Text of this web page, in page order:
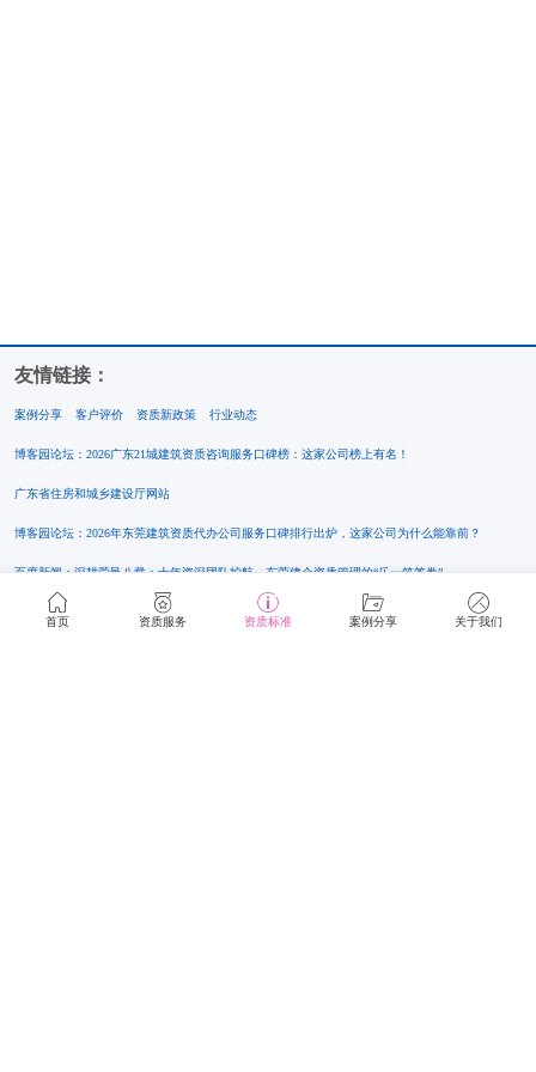
友情链接：
案例分享 客户评价 资质新政策 行业动态
博客园论坛：2026广东21城建筑资质咨询服务口碑榜：这家公司榜上有名！
广东省住房和城乡建设厅网站
博客园论坛：2026年东莞建筑资质代办公司服务口碑排行出炉，这家公司为什么能靠前？
百度新闻：深耕莞邑八载：十年资深团队护航，东莞建企资质管理的“乐一筑答卷”
亳州新闻网：广州这家建筑资质咨询服务公司，为何能稳居广东行业高分榜？
首页 资质服务 资质标准 案例分享 关于我们